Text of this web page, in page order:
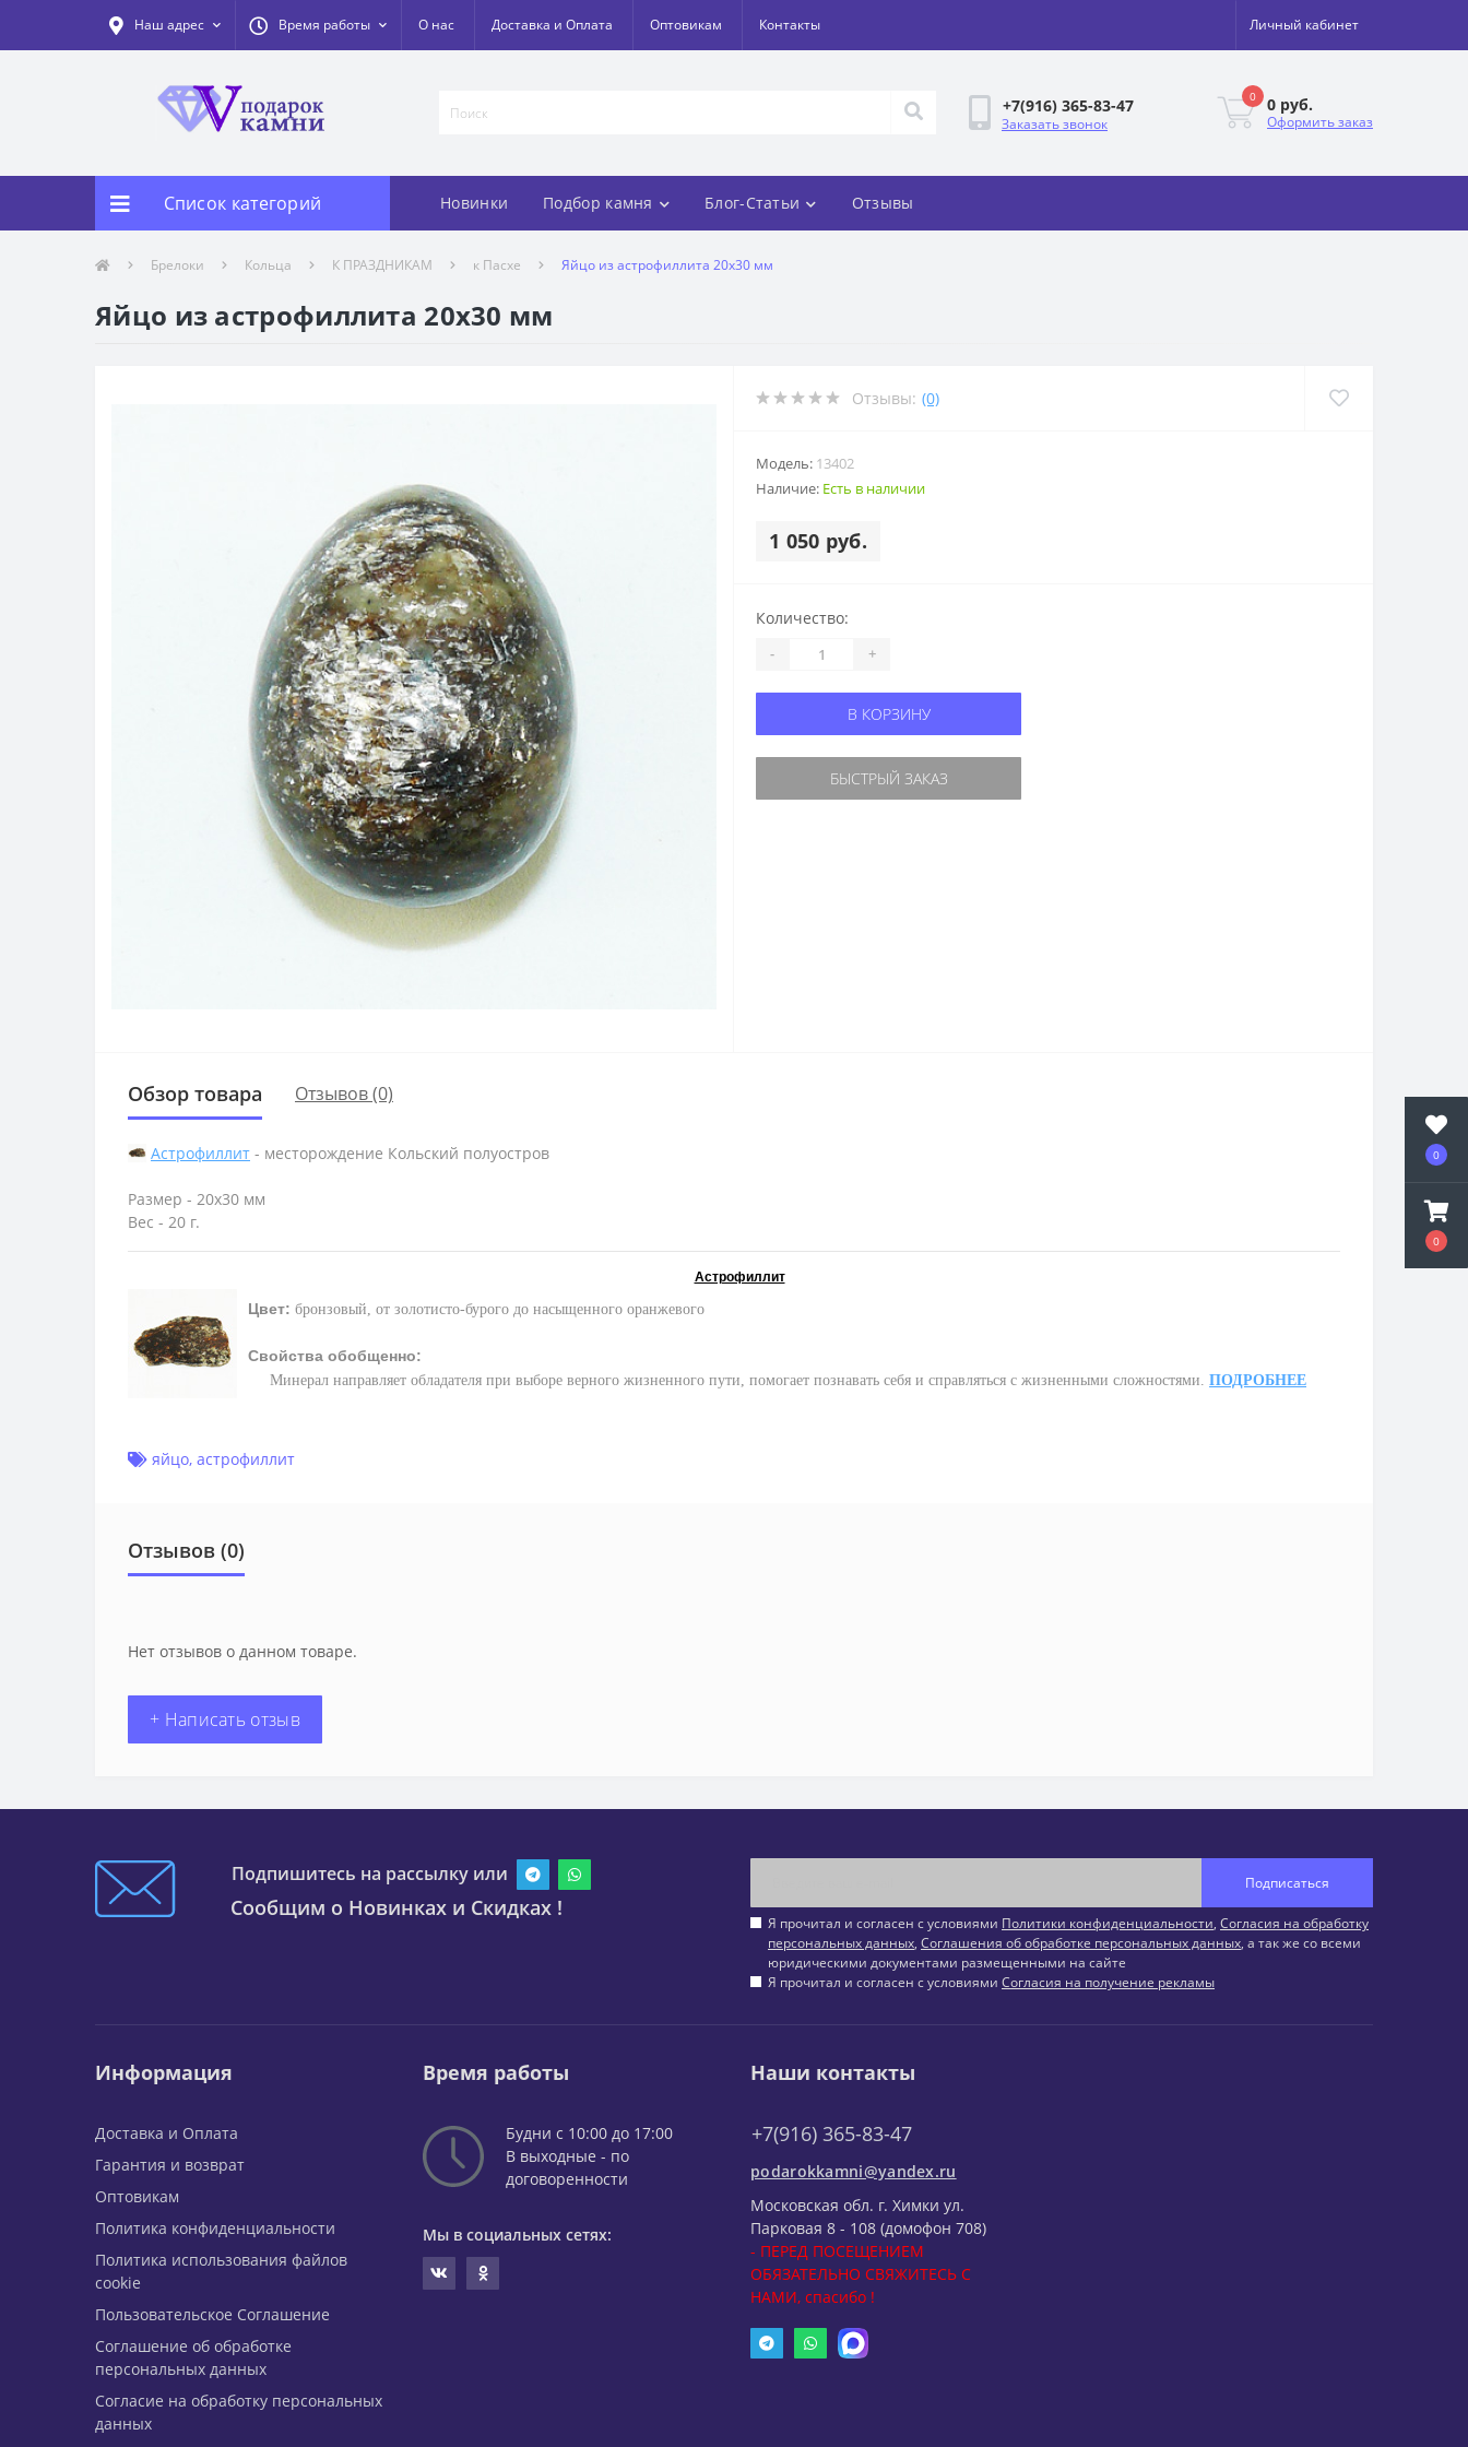
0
0
Наш адрес Время работы О нас Доставка и Оплата Оптовикам Контакты Личный кабинет
+7(916) 365-83-47
Заказать звонок
0 0 руб.
Оформить заказ
Список категорий Новинки Подбор камня Блог-Статьи Отзывы
Брелоки Кольца К ПРАЗДНИКАМ к Пасхе Яйцо из астрофиллита 20х30 мм
Яйцо из астрофиллита 20х30 мм
Отзывы: (0)
Модель: 13402
Наличие: Есть в наличии
1 050 руб.
Количество:
- +
В КОРЗИНУ
БЫСТРЫЙ ЗАКАЗ
Обзор товара Отзывов (0)
Астрофиллит - месторождение Кольский полуостров
Размер - 20х30 мм
Вес - 20 г.
Астрофиллит
Цвет: бронзовый, от золотисто-бурого до насыщенного оранжевого
Свойства обобщенно:
Минерал направляет обладателя при выборе верного жизненного пути, помогает познавать себя и справляться с жизненными сложностями. ПОДРОБНЕЕ
яйцо, астрофиллит
Отзывов (0)
Нет отзывов о данном товаре.
+ Написать отзыв
Подпишитесь на рассылку или
Сообщим о Новинках и Скидках !
Подписаться
Я прочитал и согласен с условиями Политики конфиденциальности, Согласия на обработку
персональных данных, Соглашения об обработке персональных данных, а так же со всеми
юридическими документами размещенными на сайте
Я прочитал и согласен с условиями Согласия на получение рекламы
Информация
Доставка и Оплата
Гарантия и возврат
Оптовикам
Политика конфиденциальности
Политика использования файлов
cookie
Пользовательское Соглашение
Соглашение об обработке
персональных данных
Согласие на обработку персональных
данных
Время работы
Будни с 10:00 до 17:00
В выходные - по
договоренности
Мы в социальных сетях:
Наши контакты
+7(916) 365-83-47
podarokkamni@yandex.ru
Московская обл. г. Химки ул.
Парковая 8 - 108 (домофон 708)
- ПЕРЕД ПОСЕЩЕНИЕМ
ОБЯЗАТЕЛЬНО СВЯЖИТЕСЬ С
НАМИ, спасибо !